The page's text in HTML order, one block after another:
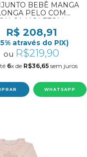
BEBÊ MANGA
PELO COM
CALÇA MOLETOM
REF:19174 G
R$ 208,91
através do PIX)
ou R$219,90
6x de R$36,65sem juros
WHATSAPP